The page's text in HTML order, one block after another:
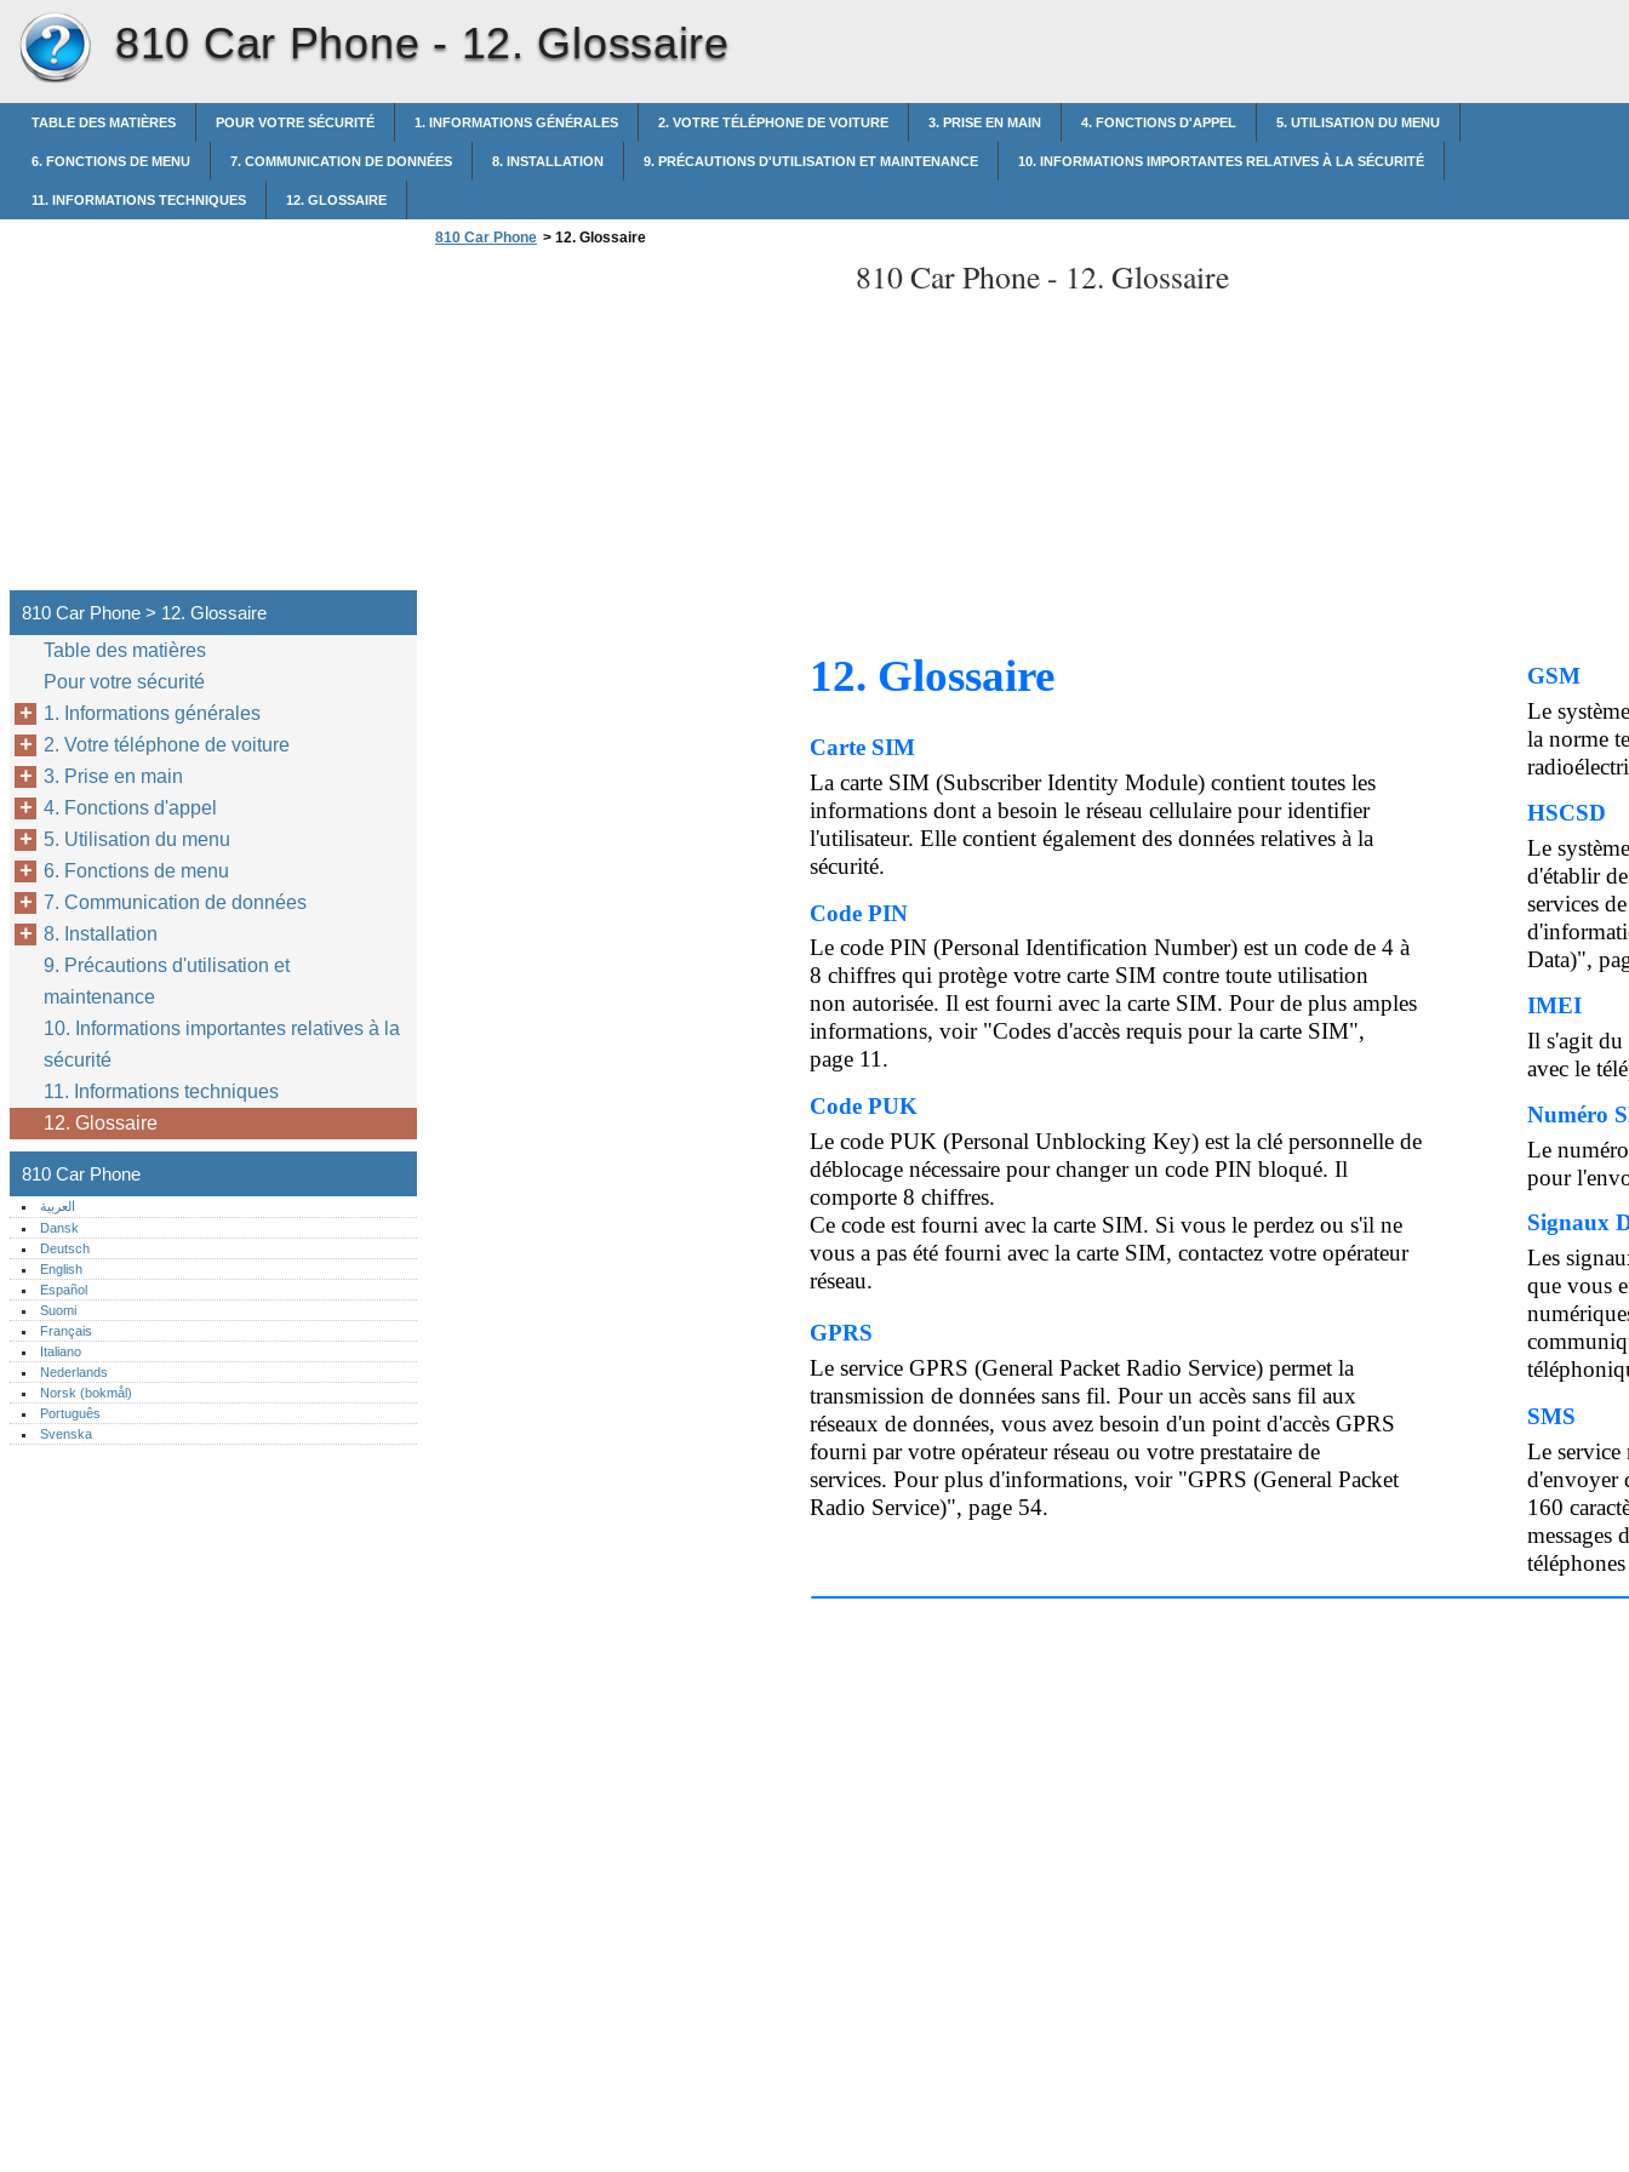
810 Car Phone - 12. Glossaire
TABLE DES MATIÈRES POUR VOTRE SÉCURITÉ 1. INFORMATIONS GÉNÉRALES 2. VOTRE TÉLÉPHONE DE VOITURE 3. PRISE EN MAIN 4. FONCTIONS D'APPEL 5. UTILISATION DU MENU
6. FONCTIONS DE MENU 7. COMMUNICATION DE DONNÉES 8. INSTALLATION 9. PRÉCAUTIONS D'UTILISATION ET MAINTENANCE 10. INFORMATIONS IMPORTANTES RELATIVES À LA SÉCURITÉ
11. INFORMATIONS TECHNIQUES 12. GLOSSAIRE
810 Car Phone > 12. Glossaire
810 Car Phone - 12. Glossaire
12. Glossaire
Carte SIM
La carte SIM (Subscriber Identity Module) contient toutes les
informations dont a besoin le réseau cellulaire pour identifier
l'utilisateur. Elle contient également des données relatives à la
sécurité.
Code PIN
Le code PIN (Personal Identification Number) est un code de 4 à
8 chiffres qui protège votre carte SIM contre toute utilisation
non autorisée. Il est fourni avec la carte SIM. Pour de plus amples
informations, voir "Codes d'accès requis pour la carte SIM",
page 11.
Code PUK
Le code PUK (Personal Unblocking Key) est la clé personnelle de
déblocage nécessaire pour changer un code PIN bloqué. Il
comporte 8 chiffres.
Ce code est fourni avec la carte SIM. Si vous le perdez ou s'il ne
vous a pas été fourni avec la carte SIM, contactez votre opérateur
réseau.
GPRS
Le service GPRS (General Packet Radio Service) permet la
transmission de données sans fil. Pour un accès sans fil aux
réseaux de données, vous avez besoin d'un point d'accès GPRS
fourni par votre opérateur réseau ou votre prestataire de
services. Pour plus d'informations, voir "GPRS (General Packet
Radio Service)", page 54.
GSM
Le
la norme
HSCSD
Le
d'établir
services
Data)",
IMEI
Il s'agit du
avec le
Numéro
Le
pour
Signaux
Les
que vous
SMS
Le service
d'envoyer
160
messages
810 Car Phone > 12. Glossaire
Table des matières
Pour votre sécurité
1. Informations générales
2. Votre téléphone de voiture
3. Prise en main
4. Fonctions d'appel
5. Utilisation du menu
6. Fonctions de menu
7. Communication de données
8. Installation
9. Précautions d'utilisation et
maintenance
10. Informations importantes relatives à la
sécurité
11. Informations techniques
12. Glossaire
810 Car Phone
العربية
Dansk
Deutsch
English
Español
Suomi
Français
Italiano
Nederlands
Norsk (bokmål)‎
Português‎
Svenska